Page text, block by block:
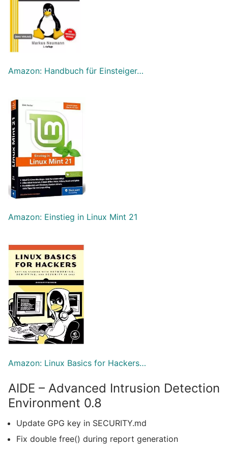
Amazon: Handbuch für Einsteiger…
Amazon: Einstieg in Linux Mint 21
Amazon: Linux Basics for Hackers…
AIDE – Advanced Intrusion Detection
Environment 0.8
Update GPG key in SECURITY.md
Fix double free() during report generation